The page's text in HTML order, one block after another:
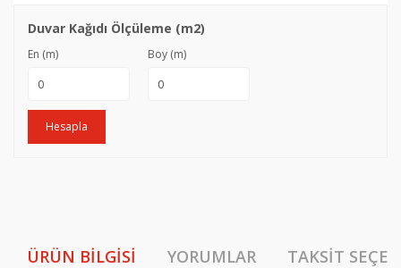
Duvar Kağıdı Ölçüleme (m2)
En (m) Boy (m)
Hesapla
ÜRÜN BILGISI YORUMLAR TAKSIT